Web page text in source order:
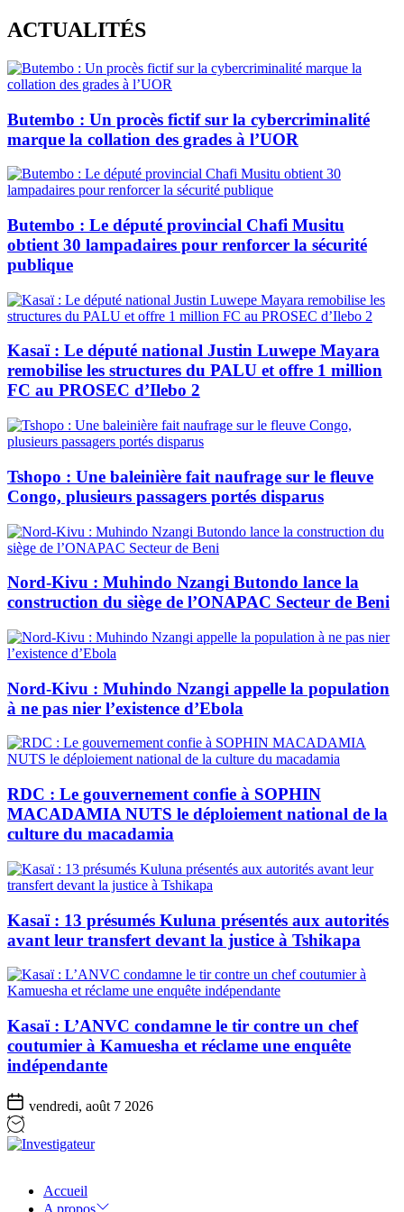
Skip
to
content
ACTUALITÉS
Butembo : Un procès fictif sur la cybercriminalité
marque la collation des grades à l’UOR
Butembo : Le député provincial Chafi Musitu
obtient 30 lampadaires pour renforcer la sécurité
publique
Kasaï : Le député national Justin Luwepe Mayara
remobilise les structures du PALU et offre 1 million
FC au PROSEC d’Ilebo 2
Tshopo : Une baleinière fait naufrage sur le fleuve
Congo, plusieurs passagers portés disparus
Nord-Kivu : Muhindo Nzangi Butondo lance la
construction du siège de l’ONAPAC Secteur de Beni
Nord-Kivu : Muhindo Nzangi appelle la population
à ne pas nier l’existence d’Ebola
RDC : Le gouvernement confie à SOPHIN
MACADAMIA NUTS le déploiement national de la
culture du macadamia
Kasaï : 13 présumés Kuluna présentés aux autorités
avant leur transfert devant la justice à Tshikapa
Kasaï : L’ANVC condamne le tir contre un chef
coutumier à Kamuesha et réclame une enquête
indépendante
vendredi, août 7 2026
Accueil
A propos